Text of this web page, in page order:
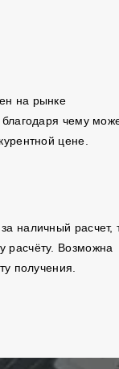
на рынке
благодаря чему
цене.
наличный расчет,
расчёту. Возможна
получения.